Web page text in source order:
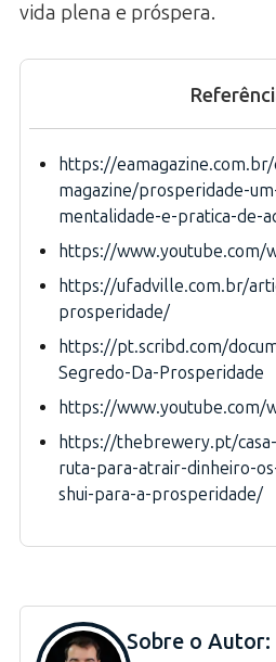
vida plena e próspera.
https://
magazine/prosperidade-
mentalidade-e-pratica-de-
https://www.youtube.com/
https://ufadville.com.br/
prosperidade/
https://pt.scribd.com/
Segredo-Da-Prosperidade
https://www.youtube.com/
https://thebrewery.pt/
ruta-para-atrair-dinheiro-
shui-para-a-prosperidade/
Sobre o Autor: